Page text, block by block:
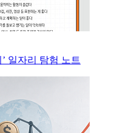
일자리 탐험 노트